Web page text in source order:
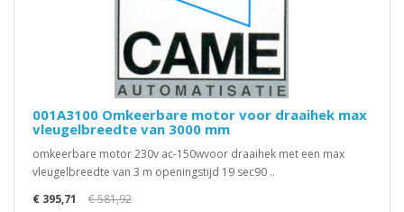
001A3100 Omkeerbare motor voor draaihek max
vleugelbreedte van 3000 mm
omkeerbare motor 230v ac-150wvoor draaihek met een max
vleugelbreedte van 3 m openingstijd 19 sec90 ..
€ 395,71
€ 581,92